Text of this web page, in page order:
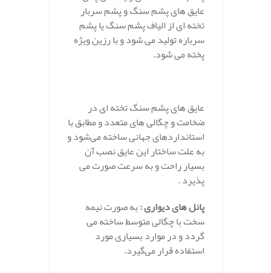
عایق های پشم سنگ و پشم سربار
تخته ای از الیاف پشم سنگ یا پشم
سرباره تولید می شود و با رزین ویژه
پخته می شود.
عایق های پشم سنگ تخته ای در
ضخامت و چگالی های متعدد و مطابق با
استانداردهای جهانی ساخته می‌شود و
به علت ساختار این عایق نصب آن
بسیار راحت و به سرعت صورت می
پذیرد .
پانل های دیواری :به صورت نیمه
سخت با چگالی متوسط ساخته می
گردد و در موارد بسیاری مورد
استفاده قرار می‌گیرد.